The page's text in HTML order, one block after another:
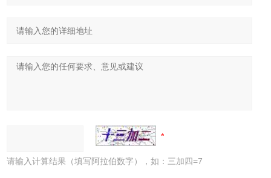
请输入计算结果（填写阿拉伯数字），如：三加四=7